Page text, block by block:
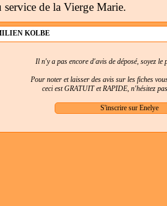
de la Vierge Marie.
KOLBE
Il n'y a pas encore d'avis de déposé, soyez
Pour noter et laisser des avis sur les fiches
ceci est GRATUIT et RAPIDE, n'hésitez